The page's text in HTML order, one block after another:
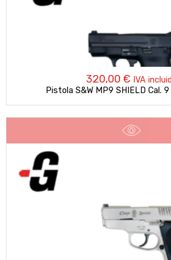
320,00 € IVA
Pistola S&W MP9 SHIELD Cal.